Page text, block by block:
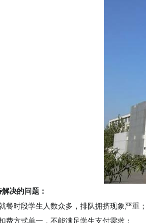
解决的问题：
就餐时段学生人数众多，排队拥挤现象严重
扣费方式单一，不能满足学生支付需求；